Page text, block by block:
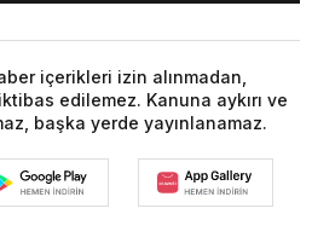
SPOR
SİYASET
SPOR
içerikleri izin alınmadan,
edilemez. Kanuna aykırı ve
başka yerde yayınlanamaz.